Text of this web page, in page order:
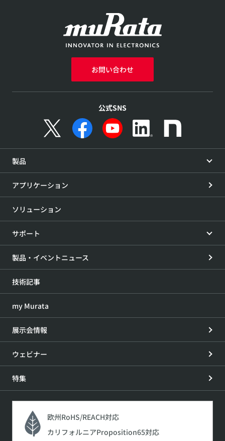
お問い合わせ
公式SNS
製品
アプリケーション
ソリューション
サポート
製品・イベントニュース
技術記事
my Murata
展示会情報
ウェビナー
特集
欧州RoHS/REACH対応
カリフォルニアProposition65対応